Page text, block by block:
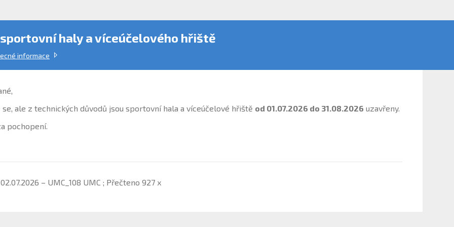
haly a víceúčelového hřiště
informace
se, ale z technických důvodů jsou sportovní hala a víceúčelové hřiště od 01.07.2026 do 31.08.2026 uzavřeny.
pochopení.
– UMC_108 UMC ; Přečteno 927 x